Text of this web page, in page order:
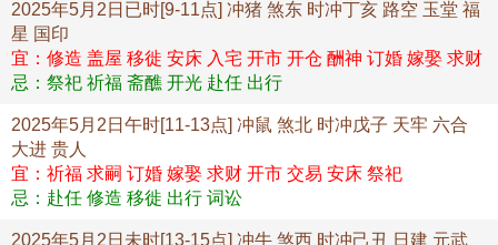
2025年5月2日已时[9-11点] 冲猪 煞东 时冲丁亥 路空 玉堂 福
星 国印
宜：修造 盖屋 移徙 安床 入宅 开市 开仓 酬神 订婚 嫁娶 求财
忌：祭祀 祈福 斋醮 开光 赴任 出行
2025年5月2日午时[11-13点] 冲鼠 煞北 时冲戊子 天牢 六合
大进 贵人
宜：祈福 求嗣 订婚 嫁娶 求财 开市 交易 安床 祭祀
忌：赴任 修造 移徙 出行 词讼
2025年5月2日未时[13-15点] 冲牛 煞西 时冲己丑 日建 元武